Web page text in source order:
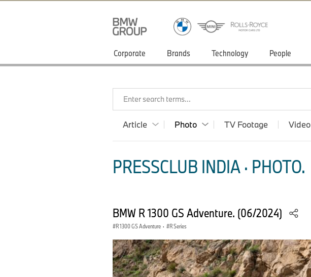
Corporate Brands Technology People
Enter search terms...
Article Photo TV Footage Video
PRESSCLUB INDIA · PHOTO.
BMW R 1300 GS Adventure. (06/2024)
R 1300 GS Adventure · R Series